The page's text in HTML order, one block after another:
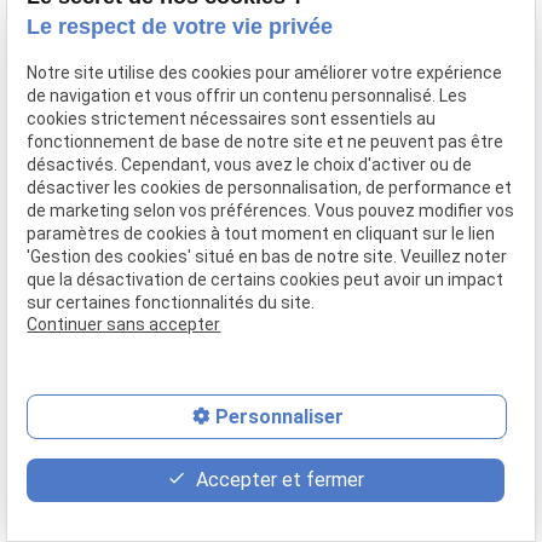
Confier mon bien
Contact
Mentions légalesPolitique de confidentialité
Gestion des cookiesPlan du site
place
Plan d'accès
contact_page
Contact
phone
04 37 28 61 56
Le respect de votre vie privée
Notre site utilise des cookies pour améliorer votre expérience
de navigation et vous offrir un contenu personnalisé. Les
cookies strictement nécessaires sont essentiels au
fonctionnement de base de notre site et ne peuvent pas être
désactivés. Cependant, vous avez le choix d'activer ou de
désactiver les cookies de personnalisation, de performance et
de marketing selon vos préférences. Vous pouvez modifier vos
paramètres de cookies à tout moment en cliquant sur le lien
'Gestion des cookies' situé en bas de notre site. Veuillez noter
que la désactivation de certains cookies peut avoir un impact
sur certaines fonctionnalités du site.
Continuer sans accepter
Personnaliser
Accepter et fermer